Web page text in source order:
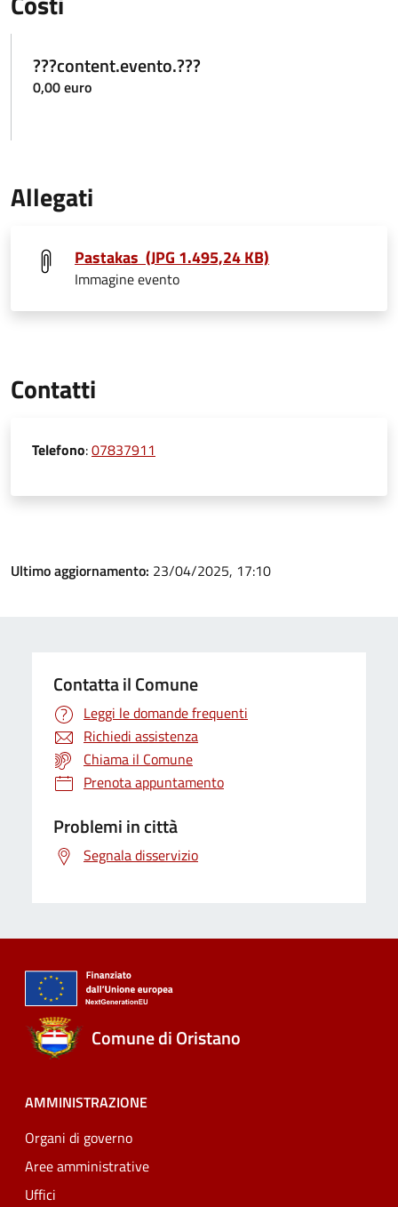
???content.evento.???
0,00 euro
Allegati
Pastakas (JPG 1.495,24 KB)
Immagine evento
Contatti
Telefono:07837911
Ultimo aggiornamento: 23/04/2025, 17:10
Contatta il Comune
Leggi le domande frequenti
Richiedi assistenza
Chiama il Comune
Prenota appuntamento
Problemi in città
Segnala disservizio
Comune di Oristano
AMMINISTRAZIONE
Organi di governo
Aree amministrative
Uffici